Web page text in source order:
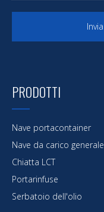
Invia
PRODOTTI
Nave portacontainer
Nave da carico generale
Chiatta LCT
Portarinfuse
Serbatoio dell'olio